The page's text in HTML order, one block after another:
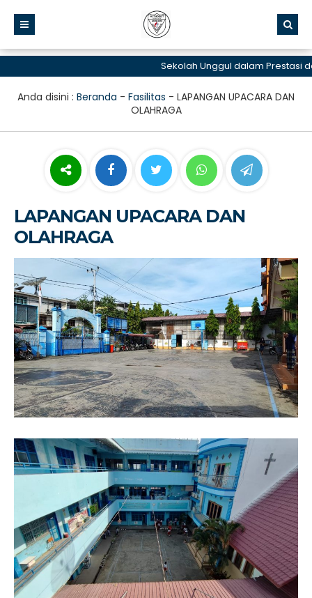
Sekolah Unggul dalam Prestasi dan
Anda disini : Beranda - Fasilitas - LAPANGAN UPACARA DAN
OLAHRAGA
LAPANGAN UPACARA DAN
OLAHRAGA